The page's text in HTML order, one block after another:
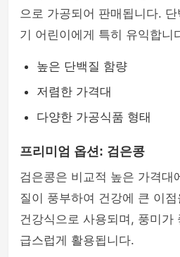
으로 가공되어 판매됩니다.
기 어린이에게 특히 유익합니
높은 단백질 함량
저렴한 가격대
다양한 가공식품 형태
프리미엄 옵션: 검은콩
검은콩은 비교적 높은 가격대
질이 풍부하여 건강에 큰 이
건강식으로 사용되며, 풍미가
급스럽게 활용됩니다.